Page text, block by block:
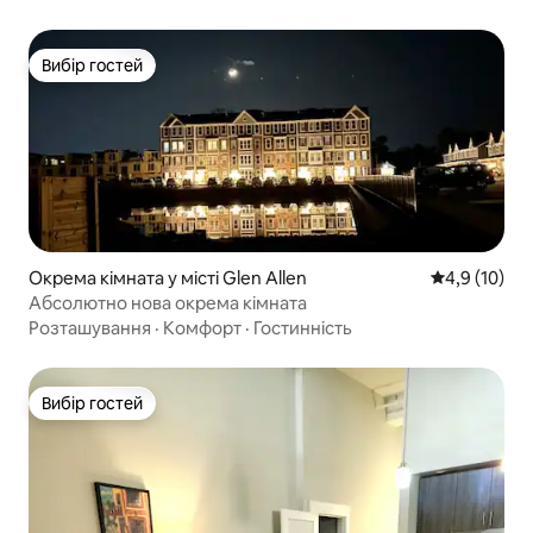
Вибір гостей
Вибір гостей
Окрема кімната у місті Glen Allen Середня
4,9 (10)
Абсолютно нова окрема кімната
Розташування · Комфорт · Гостинність
Вибір гостей
Вибір гостей